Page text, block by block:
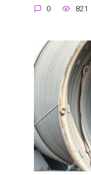
0 821